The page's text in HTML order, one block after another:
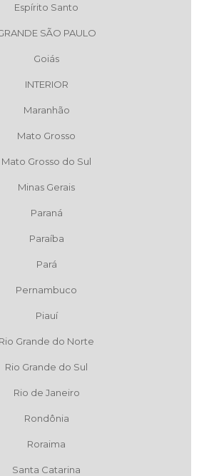
Espírito Santo
SÃO PAULO
Goiás
INTERIOR
Maranhão
Mato Grosso
Mato Grosso do Sul
Minas Gerais
Paraná
Paraíba
Pará
Pernambuco
Piauí
Rio Grande do Norte
Rio Grande do Sul
Rio de Janeiro
Rondônia
Roraima
Santa Catarina